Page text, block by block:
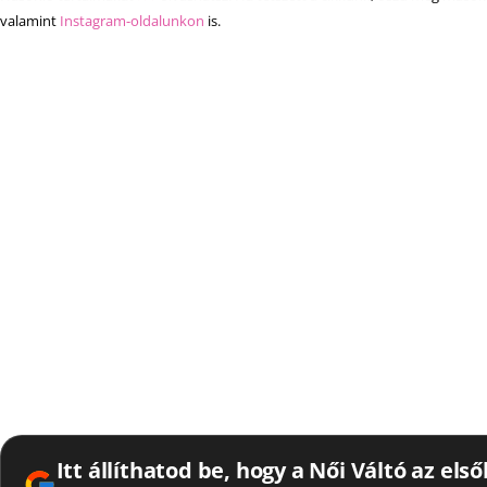
valamint Instagram-oldalunkon is.
Itt állíthatod be, hogy a Női Váltó az